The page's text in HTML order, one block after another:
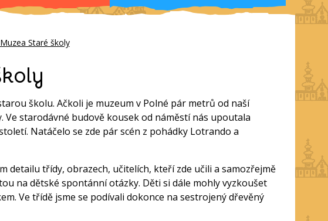
Staré školy
školu. Ačkoli je muzeum v Polné pár metrů od naší
starodávné budově kousek od náměstí nás upoutala
Natáčelo se zde pár scén z pohádky Lotrando a
detailu třídy, obrazech, učitelích, kteří zde učili a samozřejmě
na dětské spontánní otázky. Děti si dále mohly vyzkoušet
Ve třídě jsme se podívali dokonce na sestrojený dřevěný